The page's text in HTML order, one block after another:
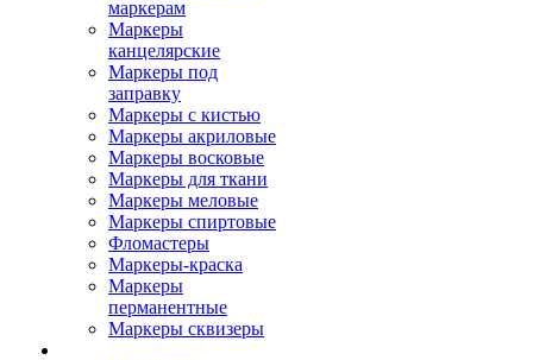
маркерам
Маркеры
канцелярские
Маркеры под
заправку
Маркеры с кистью
Маркеры акриловые
Маркеры восковые
Маркеры для ткани
Маркеры меловые
Маркеры спиртовые
Фломастеры
Маркеры-краска
Маркеры
перманентные
Маркеры сквизеры